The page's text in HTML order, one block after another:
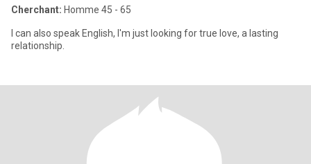
Cherchant: Homme 45 - 65
I can also speak English, I'm just looking for true love, a lasting
relationship.